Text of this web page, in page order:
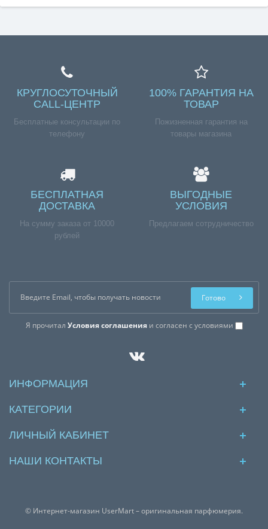
КРУГЛОСУТОЧНЫЙ
CALL-ЦЕНТР
Бесплатные консультации по
телефону
100% ГАРАНТИЯ НА
ТОВАР
Пожизненная гарантия на
товары магазина
БЕСПЛАТНАЯ
ДОСТАВКА
На сумму заказа от 10000
рублей
ВЫГОДНЫЕ
УСЛОВИЯ
Предлагаем сотрудничество
Я прочитал Условия соглашенияи согласен с условиями
Готово
ИНФОРМАЦИЯ
КАТЕГОРИИ
ЛИЧНЫЙ КАБИНЕТ
НАШИ КОНТАКТЫ
© Интернет-магазин UserMart – оригинальная парфюмерия.